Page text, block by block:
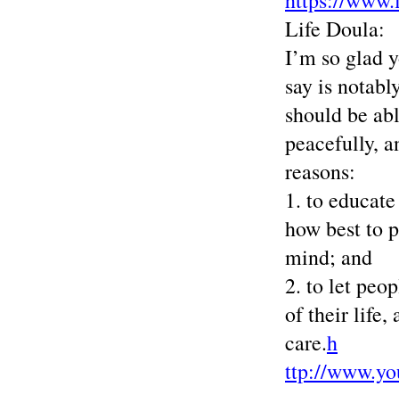
Life Doula:
I’m so glad
say is
should be
peacefully,
reasons:
1. to
how best to
mind; and
2. to let
of their life,
care.h
ttp://